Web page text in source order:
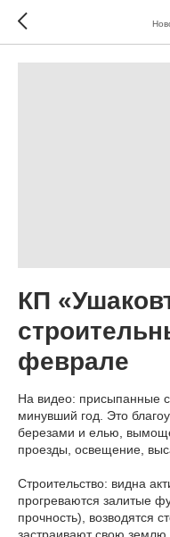
КП
феврале
На видео: присыпанные
минувший год. Это
березами и елью,
проезды, освещение,
Строительство: видна
прогреваются залитые
прочность), возводятся
застраивают свою